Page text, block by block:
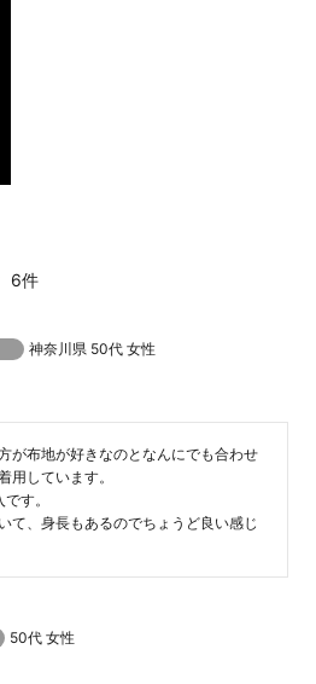
6
神奈川県 50代 女性
が布地が好きなのとなんにでも合わせ
用しています。
す。
て、身長もあるのでちょうど良い感じ
50代 女性